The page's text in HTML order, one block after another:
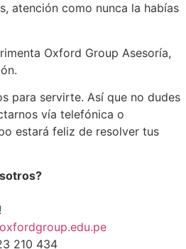
atención como nunca la habías
Oxford Group Asesoría,
para servirte. Así que no dudes
vía telefónica o
estará feliz de resolver tus
210 434